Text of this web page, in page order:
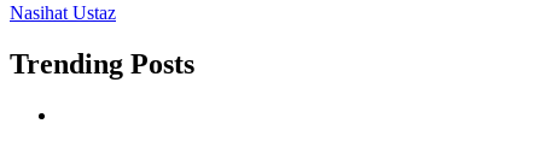
Nasihat Ustaz
Trending Posts